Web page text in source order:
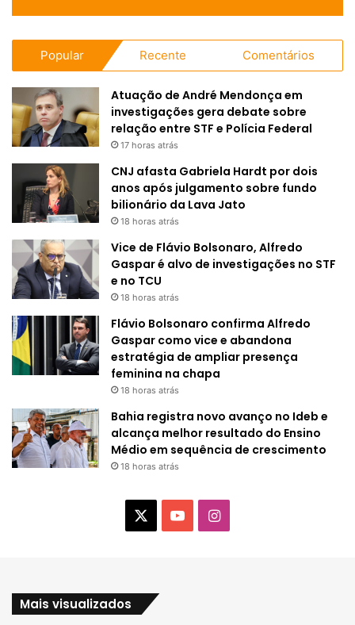
Popular Recente Comentários
Atuação de André Mendonça em
investigações gera debate sobre
relação entre STF e Polícia Federal
17 horas atrás
CNJ afasta Gabriela Hardt por dois
anos após julgamento sobre fundo
bilionário da Lava Jato
18 horas atrás
Vice de Flávio Bolsonaro, Alfredo
Gaspar é alvo de investigações no STF
e no TCU
18 horas atrás
Flávio Bolsonaro confirma Alfredo
Gaspar como vice e abandona
estratégia de ampliar presença
feminina na chapa
18 horas atrás
Bahia registra novo avanço no Ideb e
alcança melhor resultado do Ensino
Médio em sequência de crescimento
18 horas atrás
I
Mais visualizados